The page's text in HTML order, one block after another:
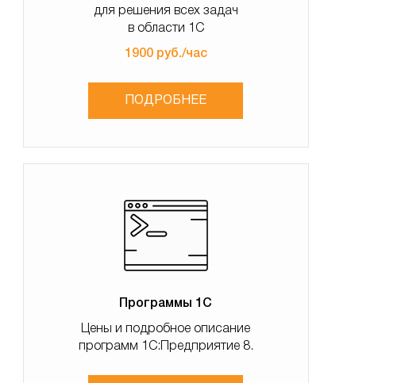
для решения всех задач
в области 1С
1900 руб./час
ПОДРОБНЕЕ
Программы 1С
Цены и подробное описание
программ 1С:Предприятие 8.